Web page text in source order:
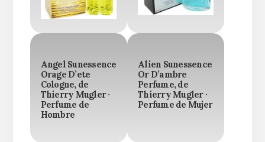
Angel Sunessence
Orage D’ete
Cologne, de
Thierry Mugler ·
Perfume de
Hombre
Alien Sunessence
Or D’ambre
Perfume, de
Thierry Mugler ·
Perfume de Mujer